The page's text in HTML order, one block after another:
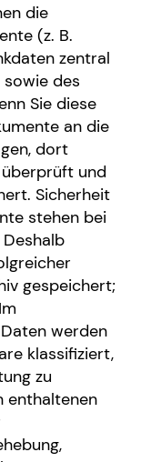
die
(z. B.
zentral
des
Sie diese
an die
dort
und
Sicherheit
stehen bei
gespeichert;
werden
klassifiziert,
zu
enthaltenen